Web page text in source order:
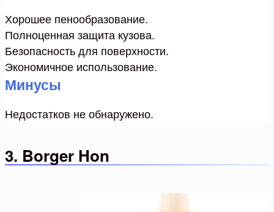
Хорошее пенообразование.
Полноценная защита кузова.
Безопасность для поверхности.
Экономичное использование.
Минусы
Недостатков не обнаружено.
3. Borger Hon